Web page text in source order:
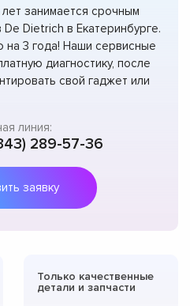
занимается срочным
Dietrich в Екатеринбурге.
на 3 года! Наши сервисные
диагностику, после
свой гаджет или
линия:
289-57-36
Оставить заявку
Только качественные
детали и запчасти